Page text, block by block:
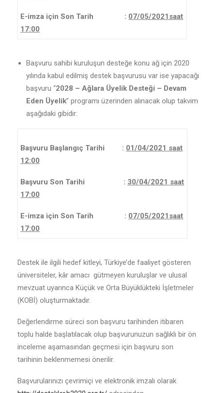
E-imza için Son Tarih : 07/05/2021saat
17:00
Başvuru sahibi kuruluşun desteğe konu ağ için 2020
yılında kabul edilmiş destek başvurusu var ise yapacağı
başvuru “2028 – Ağlara Üyelik Desteği – Devam
Eden Üyelik” programı üzerinden alınacak olup takvim
aşağıdaki gibidir:
Başvuru Başlangıç Tarihi : 01/04/2021 saat
12:00
Başvuru Son Tarihi : 30/04/2021 saat
17:00
E-imza için Son Tarih : 07/05/2021saat
17:00
Destek ile ilgili hedef kitleyi, Türkiye’de faaliyet gösteren
üniversiteler, kâr amacı gütmeyen kuruluşlar ve ulusal
mevzuat uyarınca Küçük ve Orta Büyüklükteki İşletmeler
(KOBİ) oluşturmaktadır.
Değerlendirme süreci son başvuru tarihinden itibaren
toplu halde başlatılacak olup başvurunuzun sağlıklı bir ön
inceleme aşamasından geçmesi için başvuru son
tarihinin beklenmemesi önerilir.
Başvurularınızı çevrimiçi ve elektronik imzalı olarak